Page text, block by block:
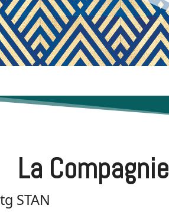
La Compagnie
tg STAN